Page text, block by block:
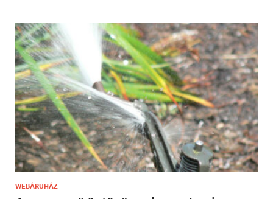
WEBÁRUHÁZ